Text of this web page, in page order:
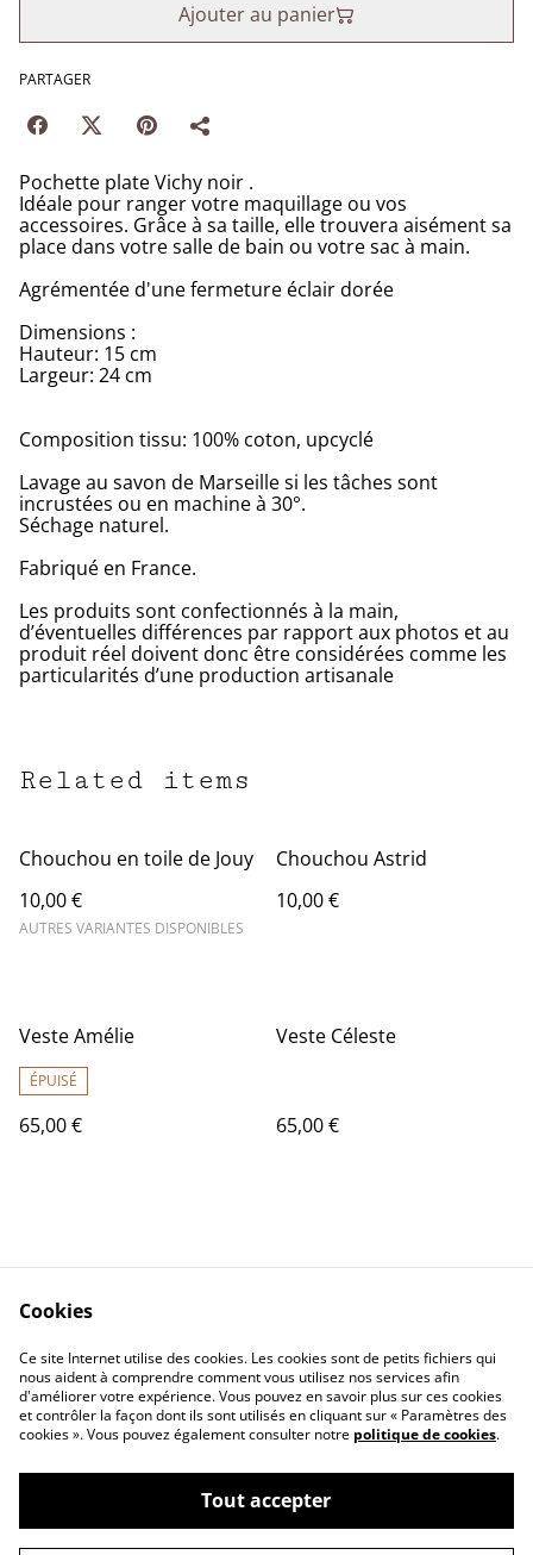
Ajouter au panier
PARTAGER
Pochette plate Vichy noir .
Idéale pour ranger votre maquillage ou vos
accessoires. Grâce à sa taille, elle trouvera aisément sa
place dans votre salle de bain ou votre sac à main.
Agrémentée d'une fermeture éclair dorée
Dimensions :
Hauteur: 15 cm
Largeur: 24 cm
Composition tissu: 100% coton, upcyclé
Lavage au savon de Marseille si les tâches sont
incrustées ou en machine à 30°.
Séchage naturel.
Fabriqué en France.
Les produits sont confectionnés à la main,
d’éventuelles différences par rapport aux photos et au
produit réel doivent donc être considérées comme les
particularités d’une production artisanale
Related items
Chouchou en toile de Jouy
10,00 €
AUTRES VARIANTES DISPONIBLES
Chouchou Astrid
10,00 €
Veste Amélie
ÉPUISÉ
65,00 €
Veste Céleste
65,00 €
Contact Us
Legal Terms
Privacy Policy
Cookie Policy
©2026PAVO REAL Créations
Cookies
Ce site Internet utilise des cookies. Les cookies sont de petits fichiers qui
nous aident à comprendre comment vous utilisez nos services afin
d'améliorer votre expérience. Vous pouvez en savoir plus sur ces cookies
et contrôler la façon dont ils sont utilisés en cliquant sur « Paramètres des
cookies ». Vous pouvez également consulter notre politique de cookies.
Tout accepter